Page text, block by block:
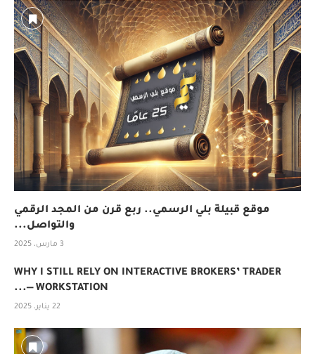
موقع قبيلة بلي الرسمي.. ربع قرن من المجد الرقمي
والتواصل...
3 مارس، 2025
WHY I STILL RELY ON INTERACTIVE BROKERS’ TRADER
WORKSTATION —...
22 يناير، 2025